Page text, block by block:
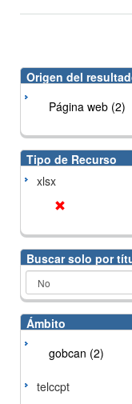
Origen del
Página web (2)
Tipo de Recurso
xlsx
Buscar solo por
Ámbito
gobcan (2)
telccpt